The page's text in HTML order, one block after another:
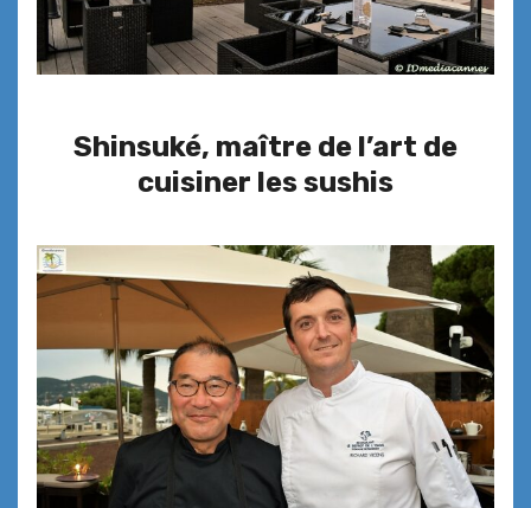
Shinsuké, maître de l’art de
cuisiner les sushis